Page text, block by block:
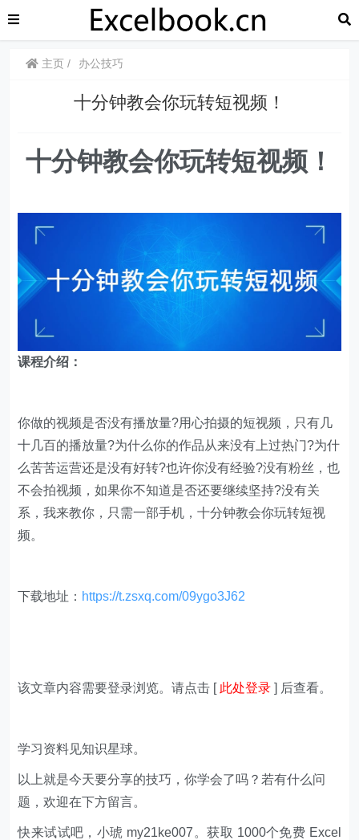
主页 办公技巧
十分钟教会你玩转短视频！
十分钟教会你玩转短视频！
课程介绍：
你做的视频是否没有播放量?用心拍摄的短视频，只有几
十几百的播放量?为什么你的作品从来没有上过热门?为什
么苦苦运营还是没有好转?也许你没有经验?没有粉丝，也
不会拍视频，如果你不知道是否还要继续坚持?没有关
系，我来教你，只需一部手机，十分钟教会你玩转短视
频。
下载地址： https://t.zsxq.com/09ygo3J62
该文章内容需要登录浏览。请点击 [ 此处登录 ] 后查看。
学习资料见知识星球。
以上就是今天要分享的技巧，你学会了吗？若有什么问
题，欢迎在下方留言。
快来试试吧，小琥 my21ke007。获取 1000个免费 Excel